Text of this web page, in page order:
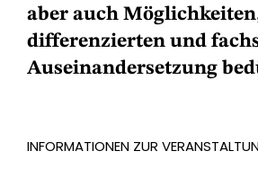
aber auch
differenzierten und
Auseinandersetzung
INFORMATIONEN ZUR